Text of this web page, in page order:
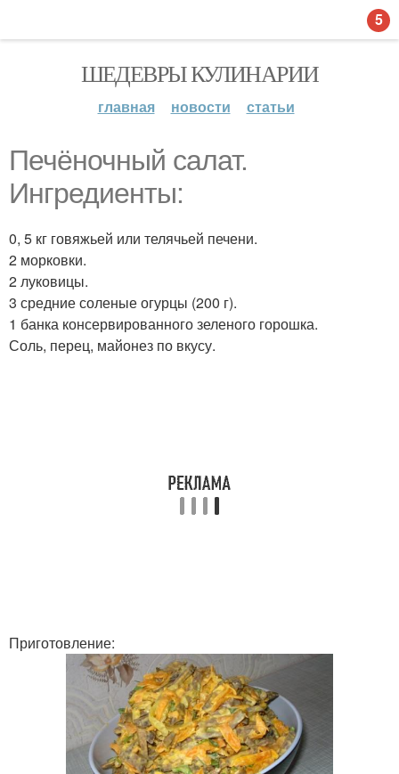
ШЕДЕВРЫ КУЛИНАРИИ
главная новости статьи
Печёночный салат.
Ингредиенты:
0, 5 кг говяжьей или телячьей печени.
2 морковки.
2 луковицы.
3 средние соленые огурцы (200 г).
1 банка консервированного зеленого горошка.
Соль, перец, майонез по вкусу.
Приготовление:
5